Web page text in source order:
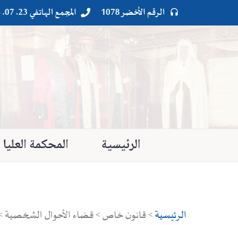

 الرقم الأخضر 1078 
 المجمع الهاتفي 23. 07. 24. 023
الرئيسية المحكمة العليا
الرئيسية> قانون خاص > قضاء الأحوال الشخصية